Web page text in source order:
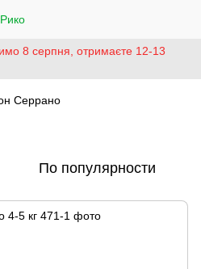
8 серпня, отримаєте 12-13
Серрано
По популярности